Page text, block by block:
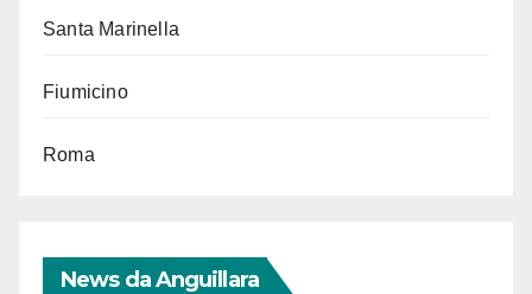
Santa Marinella
Fiumicino
Roma
News da Anguillara